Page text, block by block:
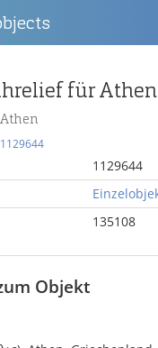
für
1129644
135108
Objekt